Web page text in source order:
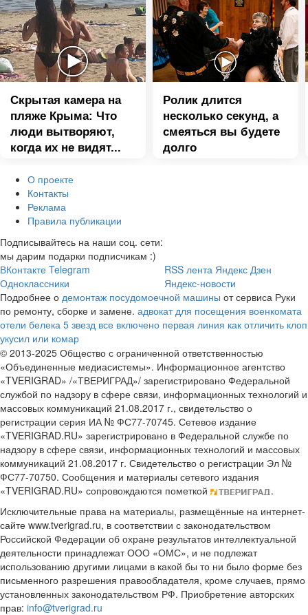
Скрытая камера на
пляже Крыма: Что
люди вытворяют,
когда их не видят...
Ролик длится
несколько секунд, а
смеяться вы будете
долго
О проекте
Контакты
Реклама
Правила публикации
Подписывайтесь на наши соц. сети:
мы дарим подарки подписчикам :)
ВКонтакте Telegram
Одноклассники
RSS лента Яндекс Дзен
Яндекс-новости
Подробнее о демонтаж посудомоечной машины от сервиса Руки
по ремонту, сборке и замене. адвокат для посещения военкомата
отели белека 5 звезд все включено первая линия как отличить клоп
укусил или комар
© 2013-2025 Общество с ограниченной ответственностью
«Объединенные медиасистемы». Информационное агентство
«TVERIGRAD» /«ТВЕРИГРАД»/ зарегистрировано Федеральной
службой по надзору в сфере связи, информационных технологий и
массовых коммуникаций 21.08.2017 г., свидетельство о
регистрации серия ИА № ФС77-70745. Сетевое издание
«TVERIGRAD.RU» зарегистрировано в Федеральной службе по
надзору в сфере связи, информационных технологий и массовых
коммуникаций 21.08.2017 г. Свидетельство о регистрации Эл №
ФС77-70750. Сообщения и материалы сетевого издания
«TVERIGRAD.RU» сопровождаются пометкой
.
Исключительные права на материалы, размещённые на интернет-
сайте www.tverigrad.ru, в соответствии с законодательством
Российской Федерации об охране результатов интеллектуальной
деятельности принадлежат ООО «ОМС», и не подлежат
использованию другими лицами в какой бы то ни было форме без
письменного разрешения правообладателя, кроме случаев, прямо
установленных законодательством РФ. Приобретение авторских
прав: info@tverigrad.ru